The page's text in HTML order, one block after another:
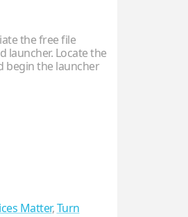
the free file
launcher. Locate the
begin the launcher
Matter,Turn